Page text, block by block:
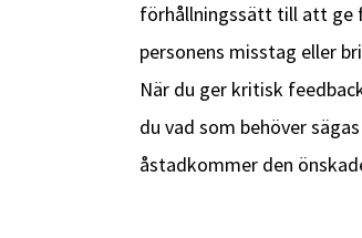
förhållningssätt till att ge
personens misstag eller
När du ger kritisk
du vad som behöver
åstadkommer den